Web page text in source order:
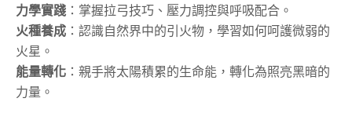
力學實踐 ：掌握拉弓技巧、壓力調控與呼吸配合。
火種養成 ：認識自然界中的引火物，學習如何呵護微弱的
火星。
能量轉化 ：親手將太陽積累的生命能，轉化為照亮黑暗的
力量。